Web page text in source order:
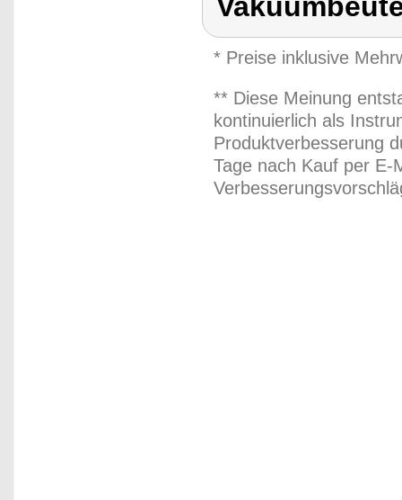
* Preise inklusive
** Diese Meinung
kontinuierlich als
Produktverbesserung
Tage nach Kauf per E-